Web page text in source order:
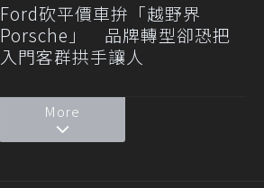
Ford砍平價車拚「越野界
Porsche」 品牌轉型卻恐把
入門客群拱手讓人
More